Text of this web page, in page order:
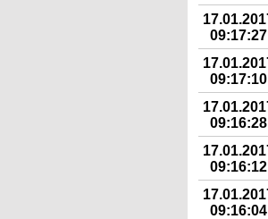
09:17:27
09:17:10
09:16:28
09:16:12
09:16:04